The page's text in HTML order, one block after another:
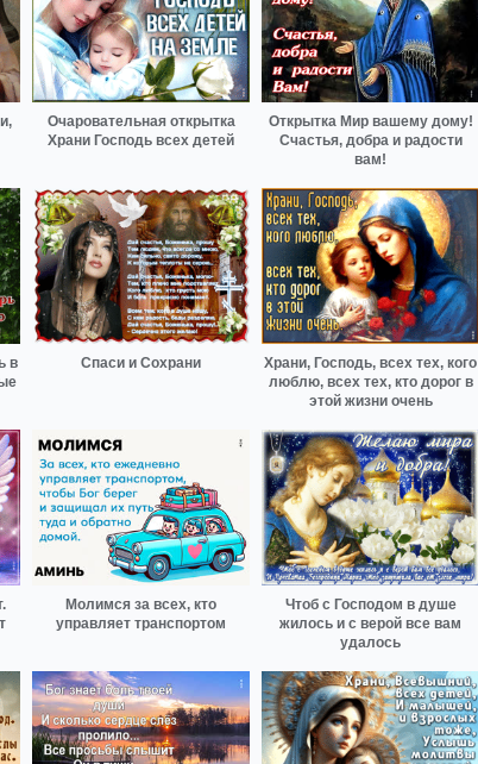
Очаровательная открытка
Храни Господь всех детей
Открытка Мир вашему дому!
Счастья, добра и радости
вам!
в
Спаси и Сохрани
Храни, Господь, всех тех, кого
люблю, всех тех, кто дорог в
этой жизни очень
Молимся за всех, кто
управляет транспортом
Чтоб с Господом в душе
жилось и с верой все вам
удалось